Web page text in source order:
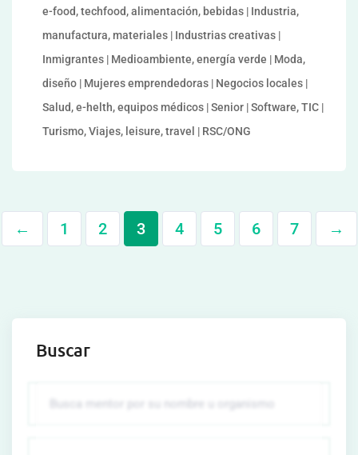
e-food, techfood, alimentación, bebidas | Industria,
manufactura, materiales | Industrias creativas |
Inmigrantes | Medioambiente, energía verde | Moda,
diseño | Mujeres emprendedoras | Negocios locales |
Salud, e-helth, equipos médicos | Senior | Software, TIC |
Turismo, Viajes, leisure, travel | RSC/ONG
← 1 2 3 4 5 6 7 →
Buscar